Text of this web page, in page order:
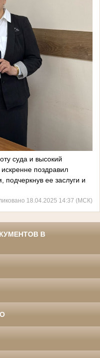
суда и высокий
поздравил
подчеркнув ее заслуги и
18.04.2025 14:37 (МСК)
В